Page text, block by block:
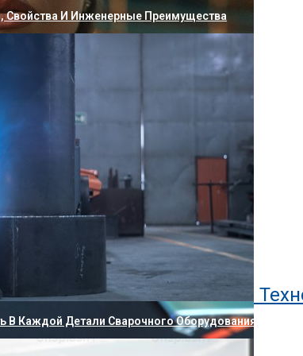
Которые OnePlus Представит 16 Июля
С Ботоксом И Сферы Применения
Свойства И Инженерные Преимущества
В Каждой Детали Сварочного Оборудования
Популярности
Режиме Ожидания. Какую